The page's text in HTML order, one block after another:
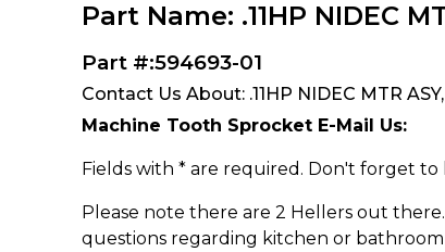
Part Name: .11HP NIDEC
Part #:594693-01
Contact Us About: .11HP NIDEC MTR
Machine Tooth Sprocket E-Mail Us:
Fields with * are required. Don't forget
Please note there are 2 Hellers out
questions regarding kitchen or